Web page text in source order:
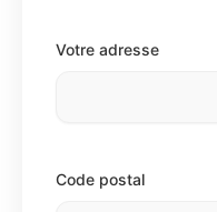
Votre adresse
Code postal